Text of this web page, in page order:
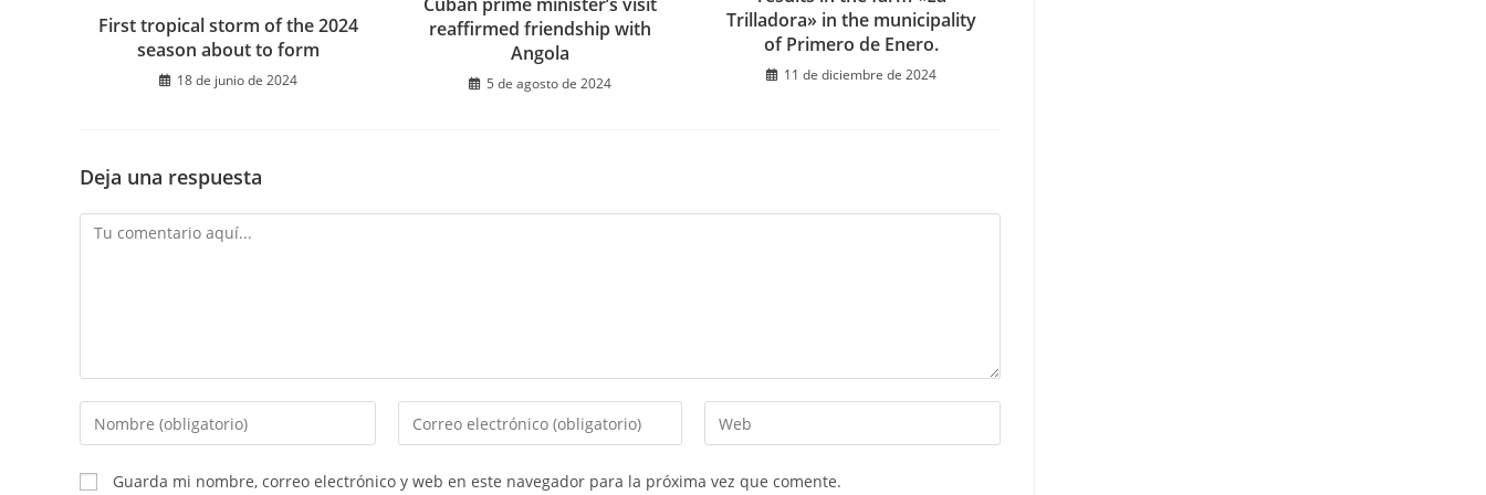
First tropical storm of the 2024
season about to form
18 de junio de 2024
reaffirmed friendship with
Angola
5 de agosto de 2024
Trilladora» in the municipality
of Primero de Enero.
11 de diciembre de 2024
Deja una respuesta
Comentario
Introduce
tu
nombre
Introduce
tu
Introduce
la
Guarda mi nombre, correo electrónico y web en este navegador para la próxima vez que comente.